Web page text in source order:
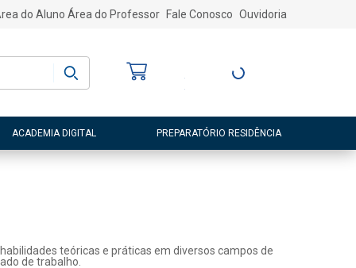
do Aluno Área do Professor Fale Conosco Ouvidoria
Entre ou Cadastre-
ACADEMIA DIGITAL PREPARATÓRIO RESIDÊNCIA
teóricas e práticas em diversos campos de
de trabalho.